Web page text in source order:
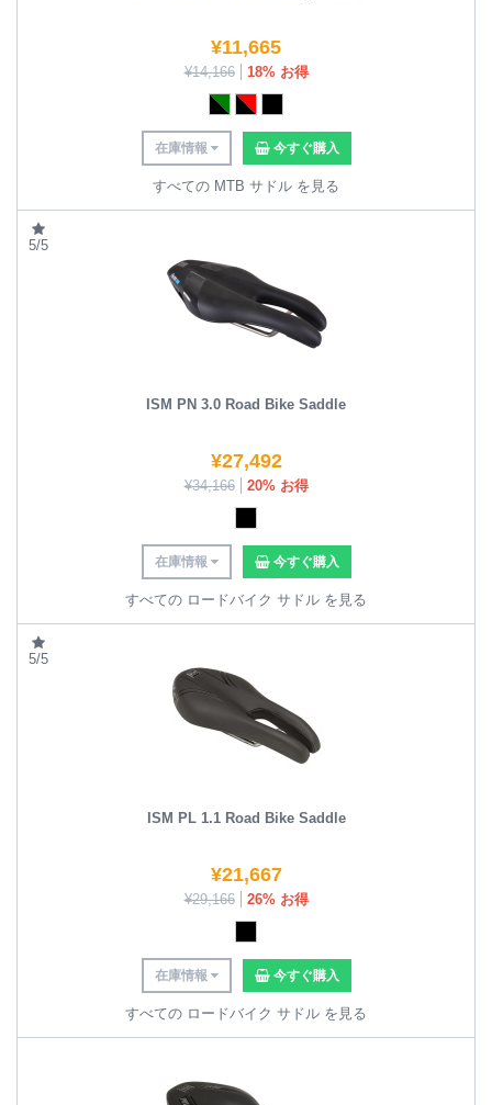
¥11,665
¥14,166 18% お得
在庫情報 今すぐ購入
すべての MTB サドル を見る
5/5
ISM PN 3.0 Road Bike Saddle
¥27,492
¥34,166 20% お得
在庫情報 今すぐ購入
すべての ロードバイク サドル を見る
5/5
ISM PL 1.1 Road Bike Saddle
¥21,667
¥29,166 26% お得
在庫情報 今すぐ購入
すべての ロードバイク サドル を見る